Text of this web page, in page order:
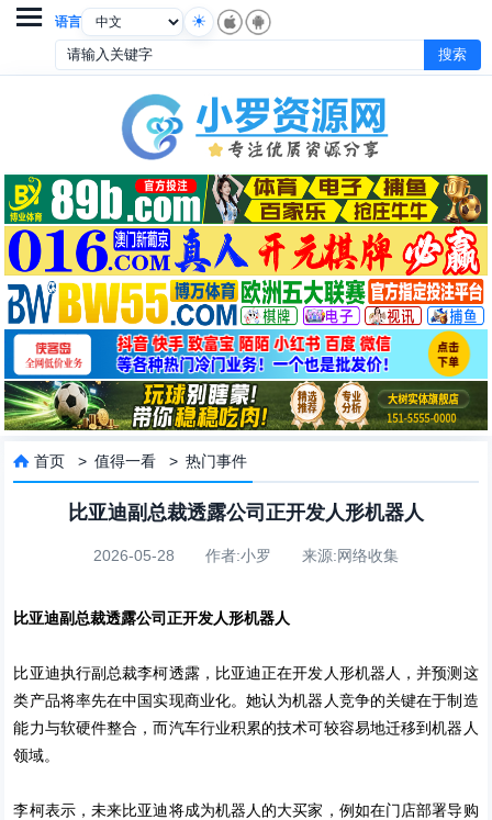
语言

 首页 >值得一看 >热门事件
比亚迪副总裁透露公司正开发人形机器人
2026-05-28 作者:小罗 来源:网络收集
比亚迪副总裁透露公司正开发人形机器人
比亚迪执行副总裁李柯透露，比亚迪正在开发人形机器人，并预测这
类产品将率先在中国实现商业化。她认为机器人竞争的关键在于制造
能力与软硬件整合，而汽车行业积累的技术可较容易地迁移到机器人
领域。
李柯表示，未来比亚迪将成为机器人的大买家，例如在门店部署导购